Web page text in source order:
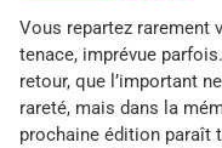
Vous repartez rarement
tenace, imprévue
retour, que l’important
rareté, mais dans la
prochaine édition paraît